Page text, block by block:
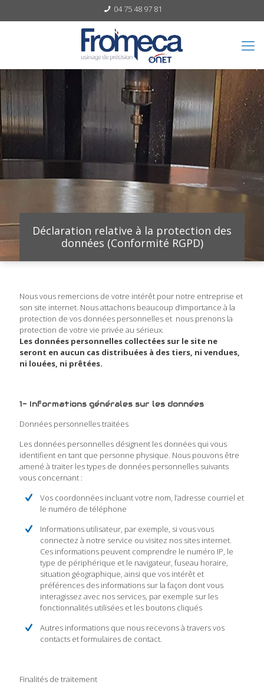
04 75 48 97 81
Déclaration relative à la protection des
données (Conformité RGPD)
Nous vous remercions de votre intérêt pour notre entreprise et
son site internet. Nous attachons beaucoup d’importance à la
protection de vos données personnelles et nous prenons la
protection de votre vie privée au sérieux.
Les données personnelles collectées sur le site ne
seront en aucun cas distribuées à des tiers, ni vendues,
ni louées, ni prêtées.
1- Informations générales sur les données
Données personnelles traitées
Les données personnelles désignent les données qui vous
identifient en tant que personne physique. Nous pouvons être
amené à traiter les types de données personnelles suivants
vous concernant :
Vos coordonnées incluant votre nom, l’adresse courriel et
le numéro de téléphone
Informations utilisateur, par exemple, si vous vous
connectez à notre service ou visitez nos sites internet.
Ces informations peuvent comprendre le numéro IP, le
type de périphérique et le navigateur, fuseau horaire,
situation géographique, ainsi que vos intérêt et
préférences des informations sur la façon dont vous
interagissez avec nos services, par exemple sur les
fonctionnalités utilisées et les boutons cliqués
Autres informations que nous recevons à travers vos
contacts et formulaires de contact.
Finalités de traitement